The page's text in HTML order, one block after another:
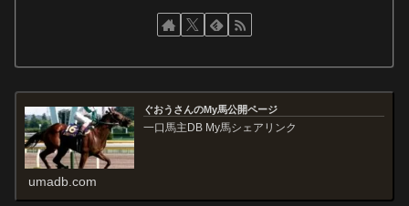
ぐおうさんのMy馬公開ページ
一口馬主DB My馬シェアリンク
umadb.com